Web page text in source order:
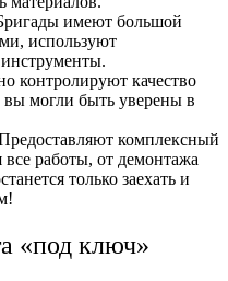
имеют большой
используют
контролируют качество
вы могли быть уверены в
комплексный
работы, от демонтажа
только заехать и
«под ключ»